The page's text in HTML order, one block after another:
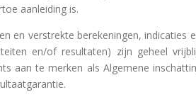
aanleiding is.
en verstrekte berekeningen,
en/of resultaten) zijn geheel
aan te merken als Algemene